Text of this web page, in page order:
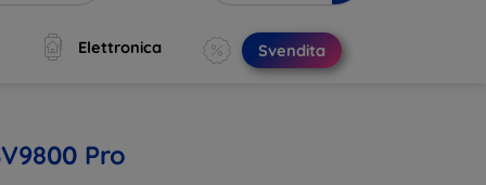
Elettronica Svendita
Pro